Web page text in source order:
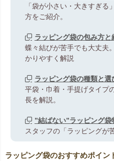
「袋が小さい・大きすぎ
方をご紹介。
ラッピング袋の包み方と
蝶々結びが苦手でも大丈夫
かりやすく解説
ラッピング袋の種類と選
平袋・巾着・手提げタイプ
長を解説。
”結ばない”ラッピング袋
スタッフの「ラッピングが
ラッピング袋のおすすめポイン